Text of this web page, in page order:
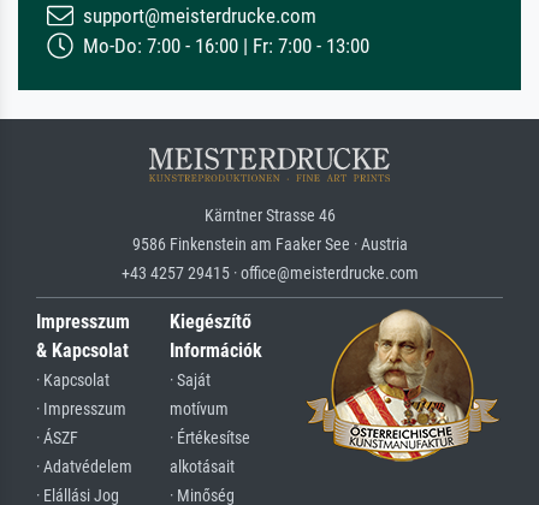
support@meisterdrucke.com
Mo-Do: 7:00 - 16:00 | Fr: 7:00 - 13:00
Kärntner Strasse 46
9586 Finkenstein am Faaker See · Austria
+43 4257 29415 · office@meisterdrucke.com
Impresszum
& Kapcsolat
· Kapcsolat
· Impresszum
· ÁSZF
· Adatvédelem
· Elállási Jog
Kiegészítő
Információk
· Saját
motívum
· Értékesítse
alkotásait
· Minőség